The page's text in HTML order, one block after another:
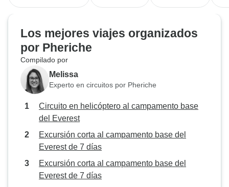
Los mejores viajes organizados
por Pheriche
Compilado por
Melissa
Experto en circuitos por Pheriche
Circuito en helicóptero al campamento base
del Everest
Excursión corta al campamento base del
Everest de 7 días
Excursión corta al campamento base del
Everest de 7 días